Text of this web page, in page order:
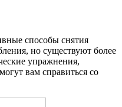
способы снятия
но существуют более
упражнения,
вам справиться со